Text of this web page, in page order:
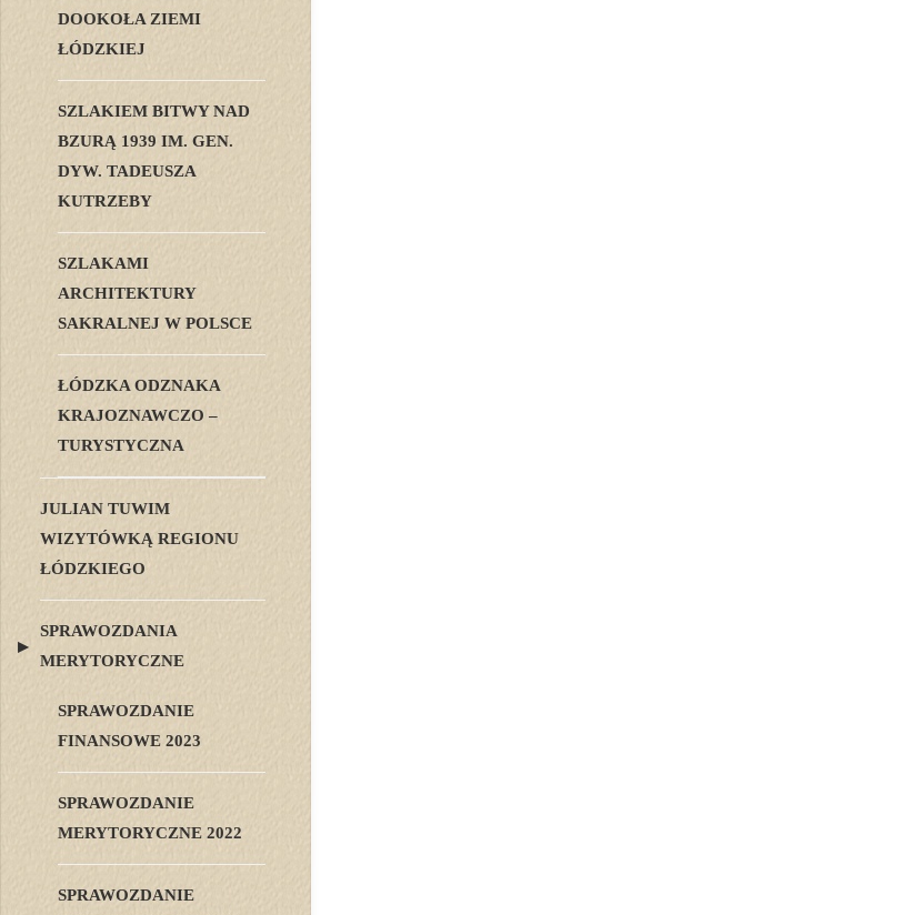
DOOKOŁA ZIEMI
ŁÓDZKIEJ
SZLAKIEM BITWY NAD
BZURĄ 1939 IM. GEN.
DYW. TADEUSZA
KUTRZEBY
SZLAKAMI
ARCHITEKTURY
SAKRALNEJ W POLSCE
ŁÓDZKA ODZNAKA
KRAJOZNAWCZO –
TURYSTYCZNA
JULIAN TUWIM
WIZYTÓWKĄ REGIONU
ŁÓDZKIEGO
SPRAWOZDANIA
MERYTORYCZNE
SPRAWOZDANIE
FINANSOWE 2023
SPRAWOZDANIE
MERYTORYCZNE 2022
SPRAWOZDANIE